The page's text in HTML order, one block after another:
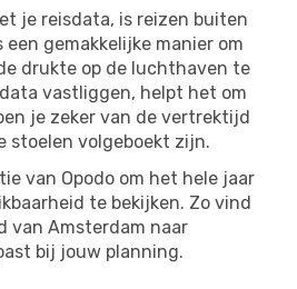
je reisdata, is reizen buiten
een gemakkelijke manier om
drukte op de luchthaven te
vastliggen, helpt het om
je zeker van de vertrektijd
stoelen volgeboekt zijn.
van Opodo om het hele jaar
te bekijken. Zo vind
van Amsterdam naar
bij jouw planning.